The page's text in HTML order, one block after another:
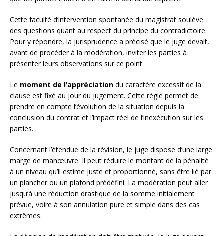
Cette faculté d’intervention spontanée du magistrat soulève
des questions quant au respect du principe du contradictoire.
Pour y répondre, la jurisprudence a précisé que le juge devait,
avant de procéder à la modération, inviter les parties à
présenter leurs observations sur ce point.
Le moment de l’appréciation du caractère excessif de la
clause est fixé au jour du jugement. Cette règle permet de
prendre en compte l’évolution de la situation depuis la
conclusion du contrat et l’impact réel de l’inexécution sur les
parties.
Concernant l’étendue de la révision, le juge dispose d’une large
marge de manœuvre. Il peut réduire le montant de la pénalité
à un niveau qu’il estime juste et proportionné, sans être lié par
un plancher ou un plafond prédéfini. La modération peut aller
jusqu’à une réduction drastique de la somme initialement
prévue, voire à son annulation pure et simple dans des cas
extrêmes.